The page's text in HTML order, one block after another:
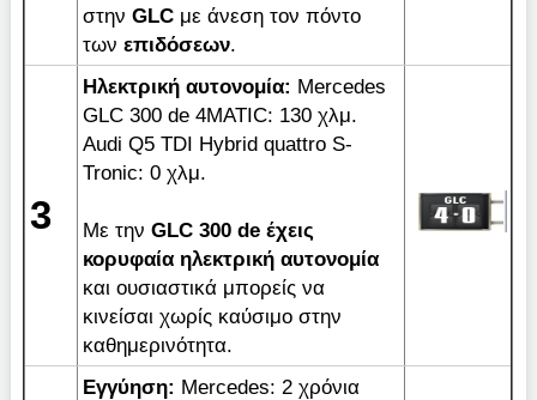
στην GLCμε άνεση τον πόντο
των επιδόσεων.
3
Ηλεκτρική αυτονομία: Μercedes
GLC 300 de 4MATIC: 130 χλμ.
Audi Q5 TDI Hybrid quattro S-
Tronic: 0 χλμ.
Με την GLC300 deέχεις
κορυφαία ηλεκτρική αυτονομία
και ουσιαστικά μπορείς να
κινείσαι χωρίς καύσιμο στην
καθημερινότητα.
Εγγύηση: Mercedes: 2 χρόνια